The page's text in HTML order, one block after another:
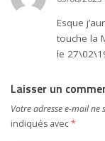
Esque
touche la
le
Laisser un
Votre adresse e-mail ne
indiqués avec*